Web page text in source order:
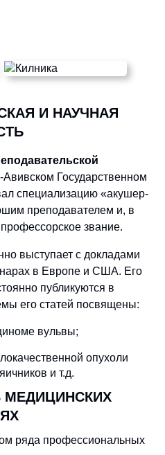
И НАУЧНАЯ
Авивском Государственном
специализацию «акушер-
преподавателем и, в
звание.
выступает с докладами
в Европе и США. Его
публикуются в
его статей посвящены:
вульвы;
опухоли
и т.д.
МЕДИЦИНCКИХ
ряда профессиональных